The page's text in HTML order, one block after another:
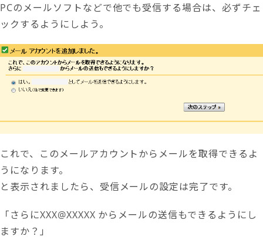
PCのメールソフトなどで他でも受信する場合は、必ずチェ
ックするようにしよう。
これで、このメールアカウントからメールを取得できるよ
うになります。
と表示されましたら、受信メールの設定は完了です。
「さらにXXX@XXXXX からメールの送信もできるようにし
ますか？」